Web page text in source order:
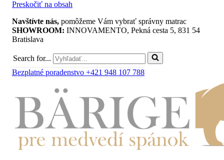
Preskočiť na obsah
Navštívte nás, pomôžeme Vám vybrať správny matrac
SHOWROOM: INNOVAMENTO, Pekná cesta 5, 831 54
Bratislava
Search for...
Bezplatné poradenstvo +421 948 107 788